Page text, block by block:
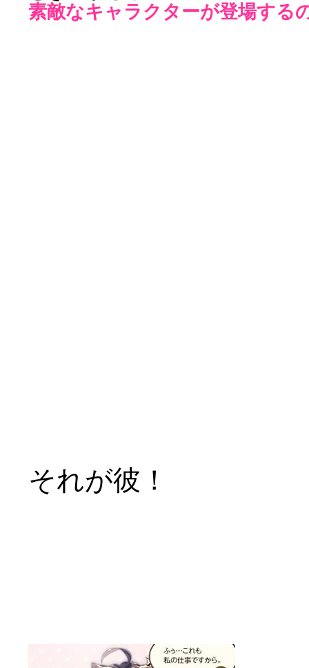
素敵なキャラクターが登場する
それが彼！